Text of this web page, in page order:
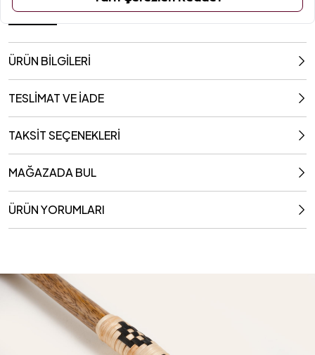
31x7 Cm
ÜRÜN BİLGİLERİ
TESLİMAT VE İADE
TAKSİT SEÇENEKLERİ
MAĞAZADA BUL
ÜRÜN YORUMLARI